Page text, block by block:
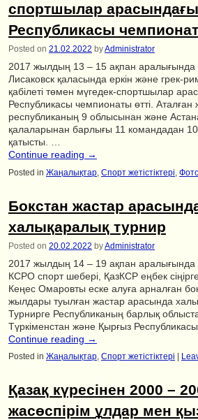
спортшылар арасындағы
Республикасы
Posted on 21.02.2022 byAdministrator
2017 жылдың 13 – 15 ақпан аралығында
Лисаковск қаласында еркін және грек-
қабілеті төмен мүгедек-спортшылар
Республикасы чемпионаты өтті. Аталған
республиканың 9 облысынан және
қалаларынан барлығы 11 командадан
қатысты. …
Continue reading →
Posted in Жаңалықтар Спорт жетістіктері
Бокстан жастар
халықаралық турнир
Posted on 20.02.2022 byAdministrator
2017 жылдың 14 – 19 ақпан аралығында
КСРО спорт шебері, ҚазКСР еңбек
Кеңес Омаровты еске алуға арналған
жылдары туылған жастар арасында
Турнирге Республиканың барлық
Түркіменстан және Қырғыз
Continue reading →
Posted in Жаңалықтар Спорт жетістіктері
Қазақ күресінен 2000 –
жасөспірім ұлдар мен